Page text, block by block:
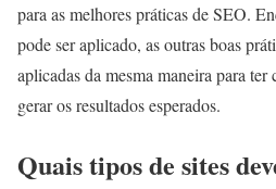
para as melhores práticas de SEO.
pode ser aplicado, as outras boas
aplicadas da mesma maneira para
gerar os resultados esperados.
Quais tipos de sites